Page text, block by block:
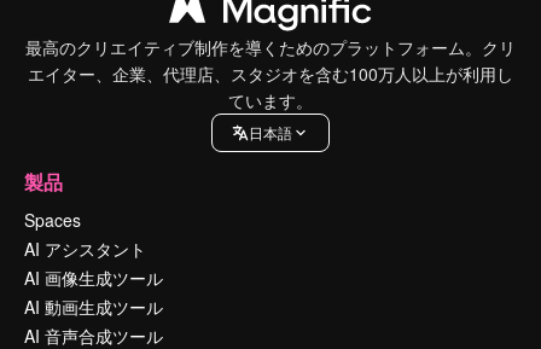
最高のクリエイティブ制作を導くためのプラットフォーム。クリ
エイター、企業、代理店、スタジオを含む100万人以上が利用し
ています。
日本語
製品
Spaces
AI アシスタント
AI 画像生成ツール
AI 動画生成ツール
AI 音声合成ツール